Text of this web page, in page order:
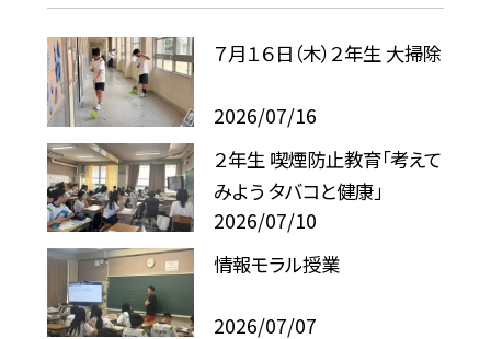
７月１６日（木）２年生 大掃除
2026/07/16
２年生 喫煙防止教育「考えて
みよう タバコと健康」
2026/07/10
情報モラル授業
2026/07/07